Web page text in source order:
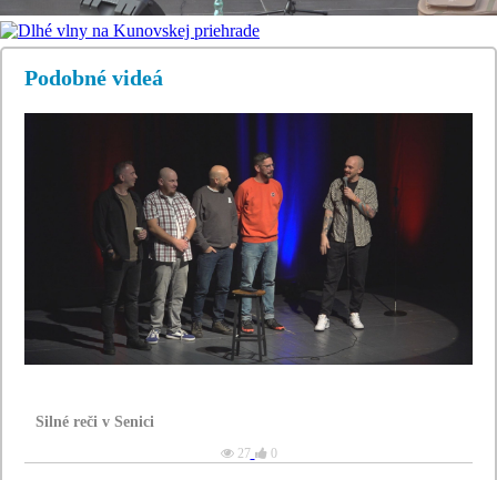
Podobné videá
Silné reči v Senici
27 0